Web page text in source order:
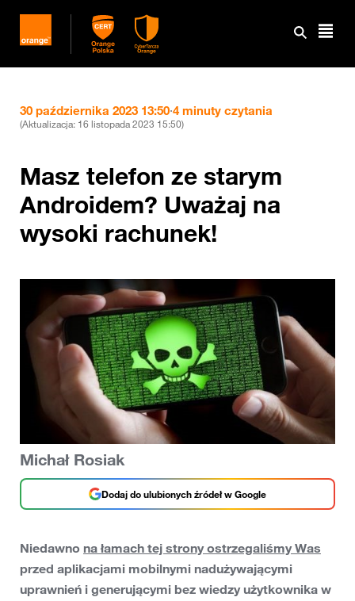
30 października 2023 13:50·4 minuty czytania
(Aktualizacja: 16 listopada 2023 15:50)
Masz telefon ze starym
Androidem? Uważaj na
wysoki rachunek!
Michał Rosiak
Dodaj do ulubionych źródeł w Google
Niedawno na łamach tej strony ostrzegaliśmy Was
przed aplikacjami mobilnymi nadużywającymi
uprawnień i generującymi bez wiedzy użytkownika w